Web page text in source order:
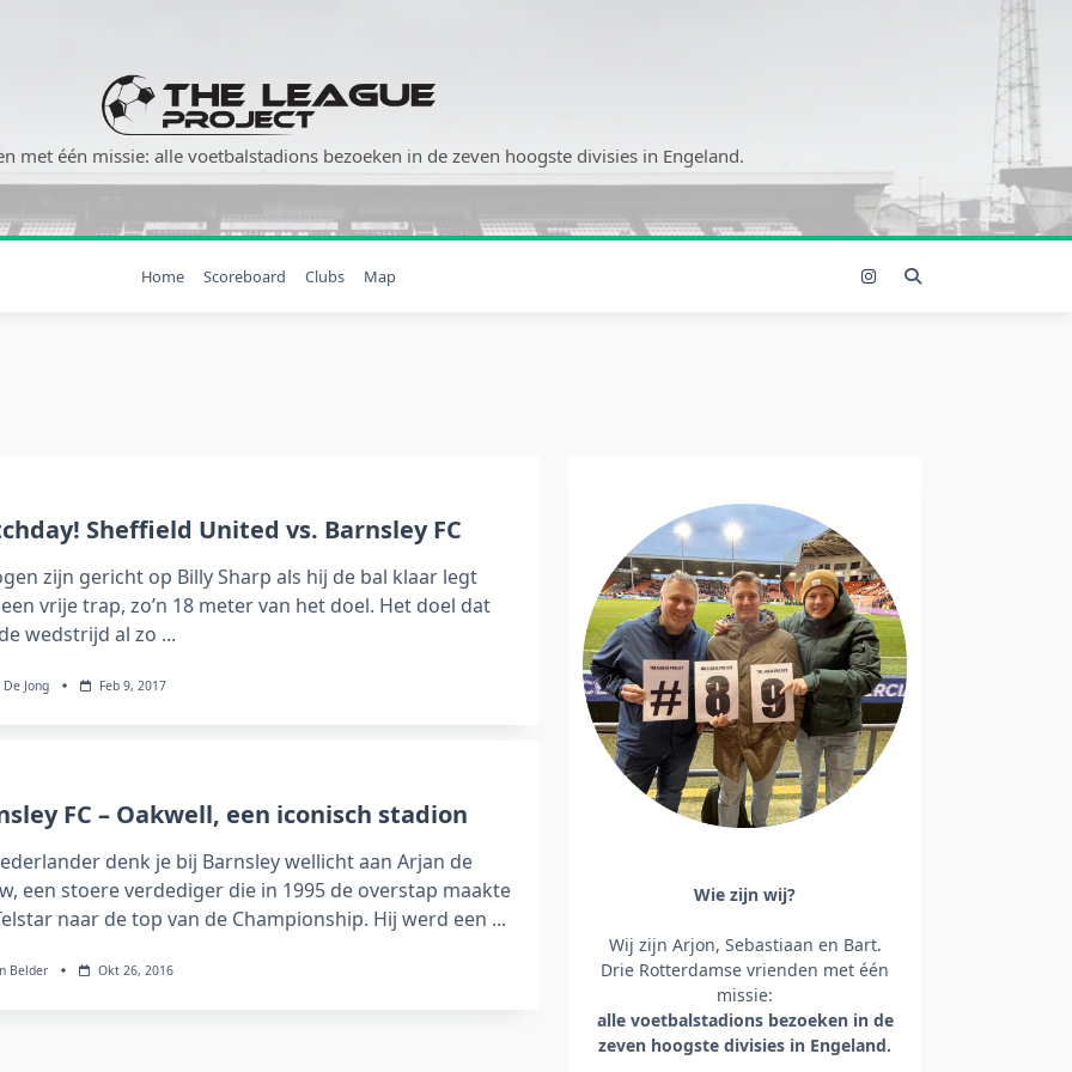
met één missie: alle voetbalstadions bezoeken in de zeven hoogste divisies in Engeland.
Home Scoreboard Clubs Map
Sheffield United vs. Barnsley FC
zijn gericht op Billy Sharp als hij de bal klaar legt
vrije trap, zo’n 18 meter van het doel. Het doel dat
wedstrijd al zo ...
Jong Feb 9, 2017
FC – Oakwell, een iconisch stadion
denk je bij Barnsley wellicht aan Arjan de
een stoere verdediger die in 1995 de overstap maakte
naar de top van de Championship. Hij werd een ...
Belder Okt 26, 2016
Wie zijn wij?
Wij zijn Arjon, Sebastiaan en Bart.
Drie Rotterdamse vrienden met één
missie:
alle voetbalstadions bezoeken in de
zeven hoogste divisies in Engeland.